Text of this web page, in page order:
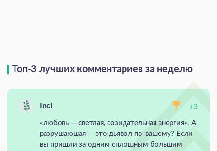
Топ-3 лучших комментариев за неделю
Inci +3
«любовь — светлая, созидательная энергия». А
разрушаюшая — это дьявол по-вашему? Если
вы пришли за одним сплошным большим